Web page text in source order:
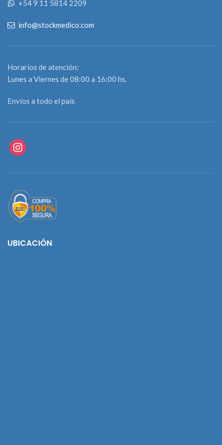
producto está sin stock
+54 9 11 5814 2209
info@stockmedico.com
Horarios de atención:
Lunes a Viernes de 08:00 a 16:00 hs.
Envíos a todo el país
instagram
UBICACIÓN